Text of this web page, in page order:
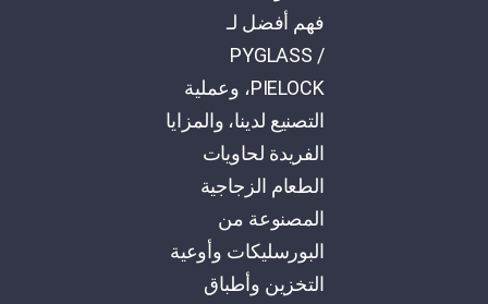
فهم أفضل لـ
PYGLASS /
PIELOCK، وعملية
التصنيع لدينا، والمزايا
الفريدة لحاويات
الطعام الزجاجية
المصنوعة من
البورسليكات وأوعية
التخزين وأطباق